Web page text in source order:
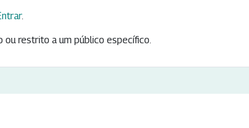
.
restrito a um público específico.